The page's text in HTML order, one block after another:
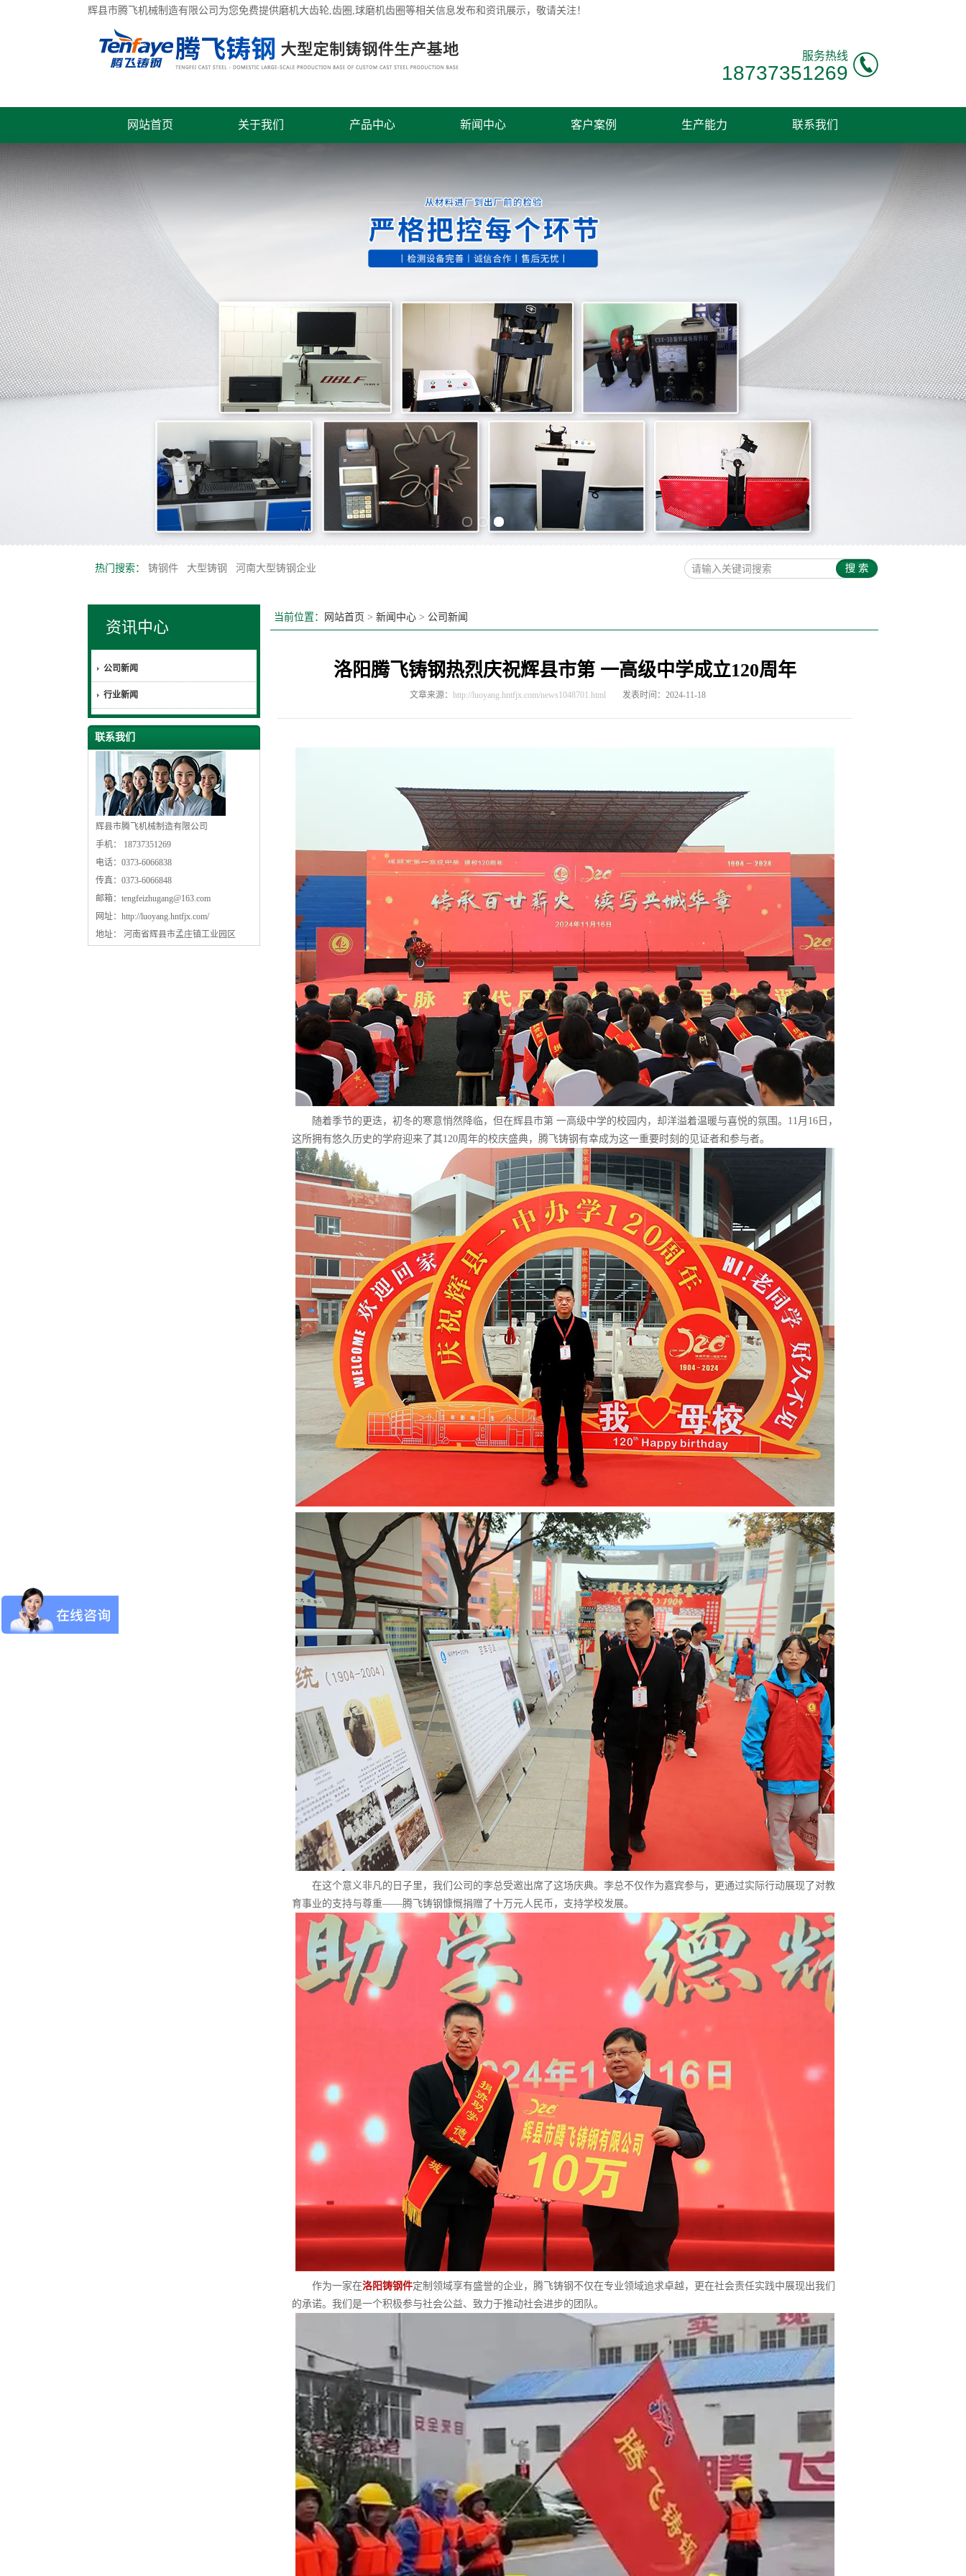
辉县市腾飞机械制造有限公司为您免费提供磨机大齿轮,齿圈,球磨机齿圈等相关信息发布和资讯展示，敬请关注！
服务热线
18737351269
网站首页 关于我们 产品中心 新闻中心 客户案例 生产能力 联系我们
热门搜索： 铸钢件 大型铸钢 河南大型铸钢企业
资讯中心
公司新闻
行业新闻
联系我们
辉县市腾飞机械制造有限公司
手机： 18737351269
电话：0373-6066838
传真：0373-6066848
邮箱： tengfeizhugang@163.com
网址： http://luoyang.hntfjx.com/
地址： 河南省辉县市孟庄镇工业园区
当前位置： 网站首页 > 新闻中心 > 公司新闻
洛阳腾飞铸钢热烈庆祝辉县市第 一高级中学成立120周年
文章来源： http://luoyang.hntfjx.com/news1048701.html 发表时间：2024-11-18
随着季节的更迭，初冬的寒意悄然降临，但在辉县市第 一高级中学的校园内，却洋溢着温暖与喜悦的氛围。11月16日，
这所拥有悠久历史的学府迎来了其120周年的校庆盛典，腾飞铸钢有幸成为这一重要时刻的见证者和参与者。
在这个意义非凡的日子里，我们公司的李总受邀出席了这场庆典。李总不仅作为嘉宾参与，更通过实际行动展现了对教
育事业的支持与尊重——腾飞铸钢慷慨捐赠了十万元人民币，支持学校发展。
作为一家在洛阳铸钢件定制领域享有盛誉的企业，腾飞铸钢不仅在专业领域追求卓越，更在社会责任实践中展现出我们
的承诺。我们是一个积极参与社会公益、致力于推动社会进步的团队。